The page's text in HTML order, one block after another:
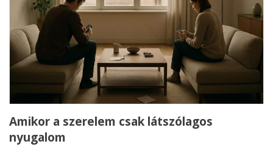
Amikor a szerelem csak látszólagos
nyugalom